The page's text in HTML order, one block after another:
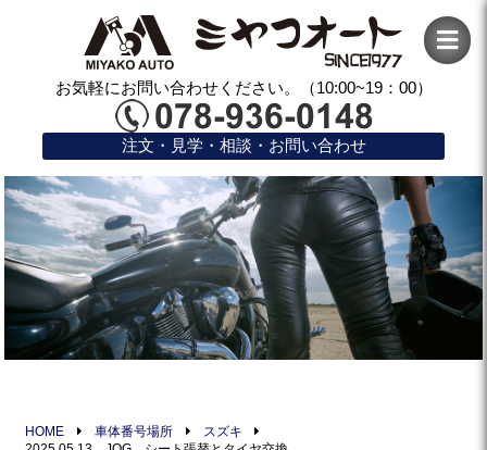
お気軽にお問い合わせください。（10:00~19：00）
注文・見学・相談・お問い合わせ
HOME 車体番号場所
スズキ